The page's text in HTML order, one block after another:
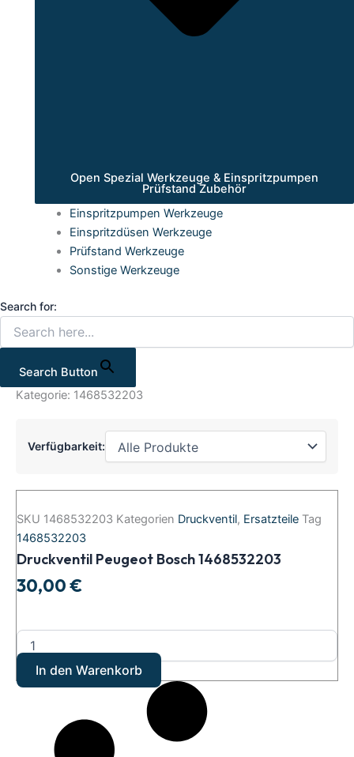
Open Spezial Werkzeuge & Einspritzpumpen
Prüfstand Zubehör
Einspritzpumpen Werkzeuge
Einspritzdüsen Werkzeuge
Prüfstand Werkzeuge
Sonstige Werkzeuge
Search for:
Search Button
Kategorie: 1468532203
Verfügbarkeit:
SKU 1468532203 Kategorien Druckventil, Ersatzteile Tag
1468532203
Druckventil Peugeot Bosch 1468532203
30,00€
Peugeot
1468532203
Menge
In den Warenkorb